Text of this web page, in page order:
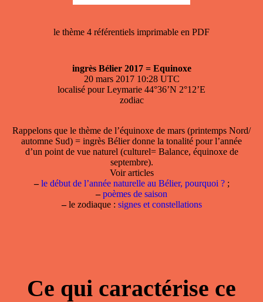
le thème 4 référentiels imprimable en PDF
ingrès Bélier 2017 = Equinoxe
20 mars 2017 10:28 UTC
localisé pour Leymarie 44°36’N 2°12’E
zodiac
Rappelons que le thème de l’équinoxe de mars (printemps Nord/
automne Sud) = ingrès Bélier donne la tonalité pour l’année
d’un point de vue naturel (culturel= Balance, équinoxe de
septembre).
Voir articles
– le début de l’année naturelle au Bélier, pourquoi ?;
– poèmes de saison
–le zodiaque : signes et constellations
Ce qui caractérise ce